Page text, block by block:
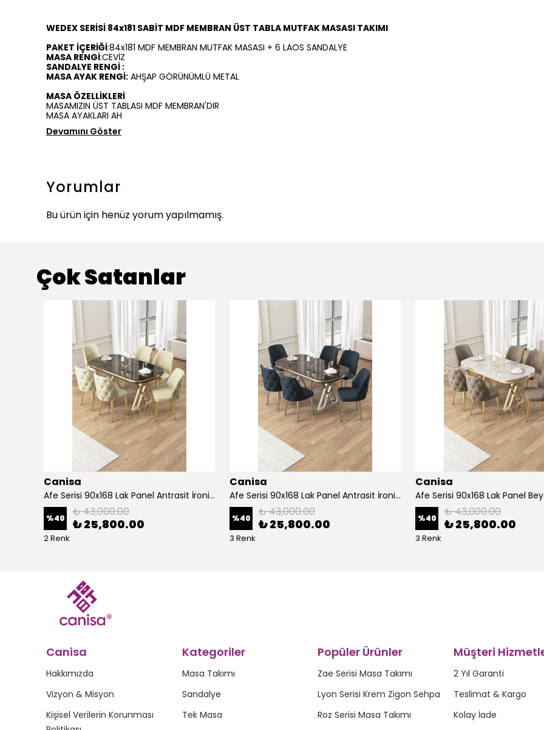
WEDEX SERİSİ 84x181 SABİT MDF MEMBRAN ÜST TABLA MUTFAK MASASI TAKIMI
PAKET İÇERİĞİ:84x181 MDF MEMBRAN MUTFAK MASASI + 6 LAOS SANDALYE
MASA RENGİ:CEVİZ
SANDALYE RENGİ :
MASA AYAK RENGİ: AHŞAP GÖRÜNÜMLÜ METAL
MASA ÖZELLİKLERİ
MASAMIZIN ÜST TABLASI MDF MEMBRAN'DIR
MASA AYAKLARI AH
Devamını Göster
Yorumlar
Bu ürün için henüz yorum yapılmamış.
Çok Satanlar
Canisa
Afe Serisi 90x168 Lak Panel Antrasit İroni Masa ve 6 Sandalye Gold Kaplama Ayak
%40 ₺ 43,000.00
₺ 25,800.00
2 Renk
Canisa
Afe Serisi 90x168 Lak Panel Antrasit İroni Masa ve 6 Sandalye Krom Kaplama Ayak
%40 ₺ 43,000.00
₺ 25,800.00
3 Renk
Canisa
%40 ₺ 43,000.00
₺ 25,800.00
3 Renk
Canisa
Hakkımızda
Vizyon & Misyon
Kişisel Verilerin Korunması
Kategoriler
Masa Takımı
Sandalye
Tek Masa
Popüler Ürünler
Zae Serisi Masa Takımı
Lyon Serisi Krem Zigon Sehpa
Roz Serisi Masa Takımı
Müşteri
2 Yıl Garanti
Teslimat & Kargo
Kolay İade